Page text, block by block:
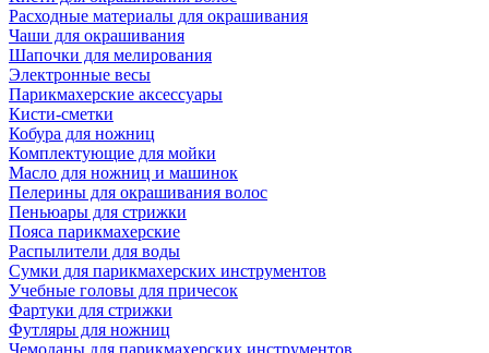
Расходные материалы для окрашивания
Чаши для окрашивания
Шапочки для мелирования
Электронные весы
Парикмахерские аксессуары
Кисти-сметки
Кобура для ножниц
Комплектующие для мойки
Масло для ножниц и машинок
Пелерины для окрашивания волос
Пеньюары для стрижки
Пояса парикмахерские
Распылители для воды
Сумки для парикмахерских инструментов
Учебные головы для причесок
Фартуки для стрижки
Футляры для ножниц
Чемоданы для парикмахерских инструментов